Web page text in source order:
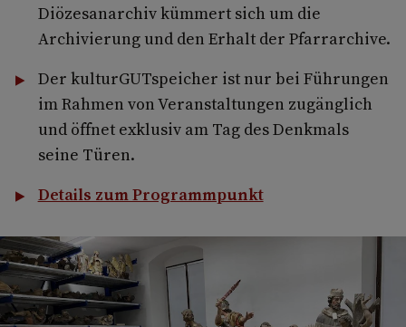
Diözesanarchiv kümmert sich um die
Archivierung und den Erhalt der Pfarrarchive.
Der kulturGUTspeicher ist nur bei Führungen
im Rahmen von Veranstaltungen zugänglich
und öffnet exklusiv am Tag des Denkmals
seine Türen.
Details zum Programmpunkt